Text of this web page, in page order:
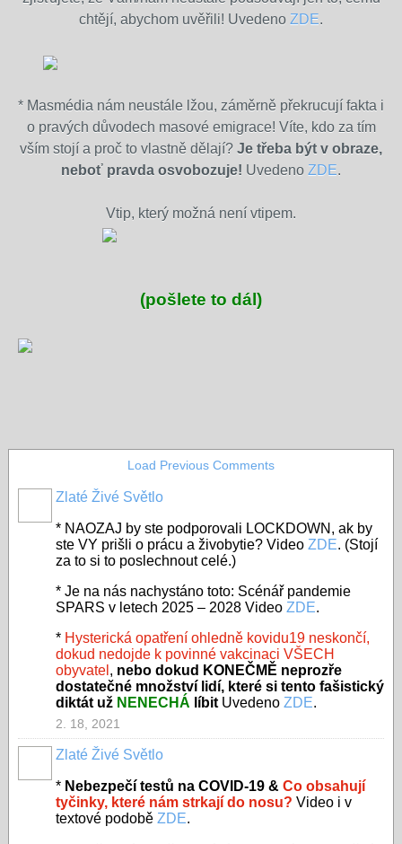
chtějí, abychom uvěřili! Uvedeno ZDE.
* Masmédia nám neustále lžou, záměrně překrucují fakta i
o pravých důvodech masové emigrace! Víte, kdo za tím
vším stojí a proč to vlastně dělají? Je třeba být v obraze,
neboť pravda osvobozuje! Uvedeno ZDE.
Vtip, který možná není vtipem.
(pošlete to dál)
Load Previous Comments
Zlaté Živé Světlo
* NAOZAJ by ste podporovali LOCKDOWN, ak by
ste VY prišli o prácu a živobytie? Video ZDE. (Stojí
za to si to poslechnout celé.)
* Je na nás nachystáno toto: Scénář pandemie
SPARS v letech 2025 – 2028 Video ZDE.
* Hysterická opatření ohledně kovidu19 neskončí,
dokud nedojde k povinné vakcinaci VŠECH
obyvatel , nebo dokud KONEČMĚ neprozře
dostatečné množství lidí, které si tento fašistický
diktát už NENECHÁ líbit Uvedeno ZDE.
2. 18, 2021
Zlaté Živé Světlo
* Nebezpečí testů na COVID-19 & Co obsahují
tyčinky, které nám strkají do nosu? Video i v
textové podobě ZDE.